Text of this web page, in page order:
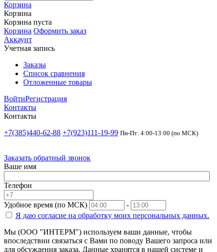
Корзина
Корзина
Корзина пуста
Корзина Оформить заказ
Аккаунт
Учетная запись
Заказы
Список сравнения
Отложенные товары
ВойтиРегистрация
Контакты
Контакты
+7(385)440-62-88 +7(923)111-19-99 Пн-Пт: 4:00-13:00 (по МСК)
Заказать обратный звонок
Ваше имя
Телефон
Удобное время (по МСК)
-
Я даю согласие на обработку моих персональных данных.
Мы (ООО "ИНТЕРМ") используем ваши данные, чтобы
впоследствии связаться с Вами по поводу Вашего запроса или
для обсуждения заказа. Данные хранятся в нашей системе и